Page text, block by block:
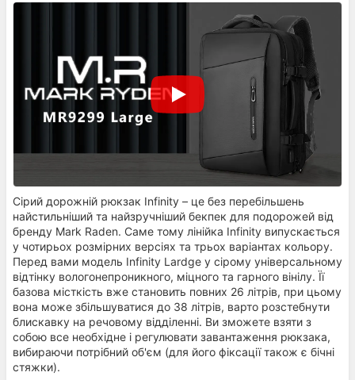
Сірий дорожній рюкзак Infinity – це без перебільшень
найстильніший та найзручніший бекпек для подорожей від
бренду Mark Raden. Саме тому лінійка Infinity випускається
у чотирьох розмірних версіях та трьох варіантах кольору.
Перед вами модель Infinity Lardge у сірому універсальному
відтінку вологонепроникного, міцного та гарного вінілу. Її
базова місткість вже становить повних 26 літрів, при цьому
вона може збільшуватися до 38 літрів, варто розстебнути
блискавку на речовому відділенні. Ви зможете взяти з
собою все необхідне і регулювати завантаження рюкзака,
вибираючи потрібний об'єм (для його фіксації також є бічні
стяжки).